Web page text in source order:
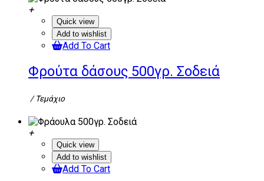
Quick view
Add to wishlist
Add To Cart
Φρούτα δάσους 500γρ. Σοδειά
/ Τεμάχιο
Quick view
Add to wishlist
Add To Cart